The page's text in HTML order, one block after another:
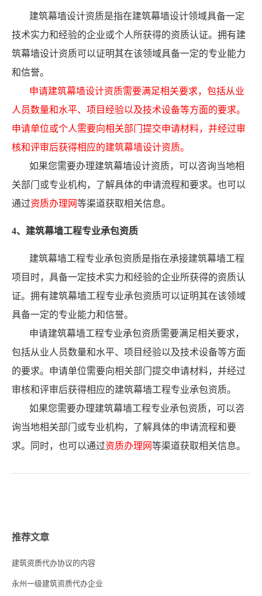
建筑幕墙设计资质是指在建筑幕墙设计领域具备一定
技术实力和经验的企业或个人所获得的资质认证。拥有建
筑幕墙设计资质可以证明其在该领域具备一定的专业能力
和信誉。
申请建筑幕墙设计资质需要满足相关要求，包括从业
人员数量和水平、项目经验以及技术设备等方面的要求。
申请单位或个人需要向相关部门提交申请材料，并经过审
核和评审后获得相应的建筑幕墙设计资质。
如果您需要办理建筑幕墙设计资质，可以咨询当地相
关部门或专业机构，了解具体的申请流程和要求。也可以
通过资质办理网等渠道获取相关信息。
4、建筑幕墙工程专业承包资质
建筑幕墙工程专业承包资质是指在承接建筑幕墙工程
项目时，具备一定技术实力和经验的企业所获得的资质认
证。拥有建筑幕墙工程专业承包资质可以证明其在该领域
具备一定的专业能力和信誉。
申请建筑幕墙工程专业承包资质需要满足相关要求，
包括从业人员数量和水平、项目经验以及技术设备等方面
的要求。申请单位需要向相关部门提交申请材料，并经过
审核和评审后获得相应的建筑幕墙工程专业承包资质。
如果您需要办理建筑幕墙工程专业承包资质，可以咨
询当地相关部门或专业机构，了解具体的申请流程和要
求。同时，也可以通过资质办理网等渠道获取相关信息。
推荐文章
建筑资质代办协议的内容
永州一级建筑资质代办企业